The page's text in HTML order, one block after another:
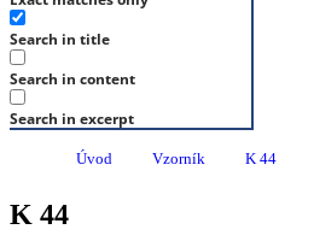
Search in title
Search in content
Search in excerpt
Úvod Vzorník K 44
K 44